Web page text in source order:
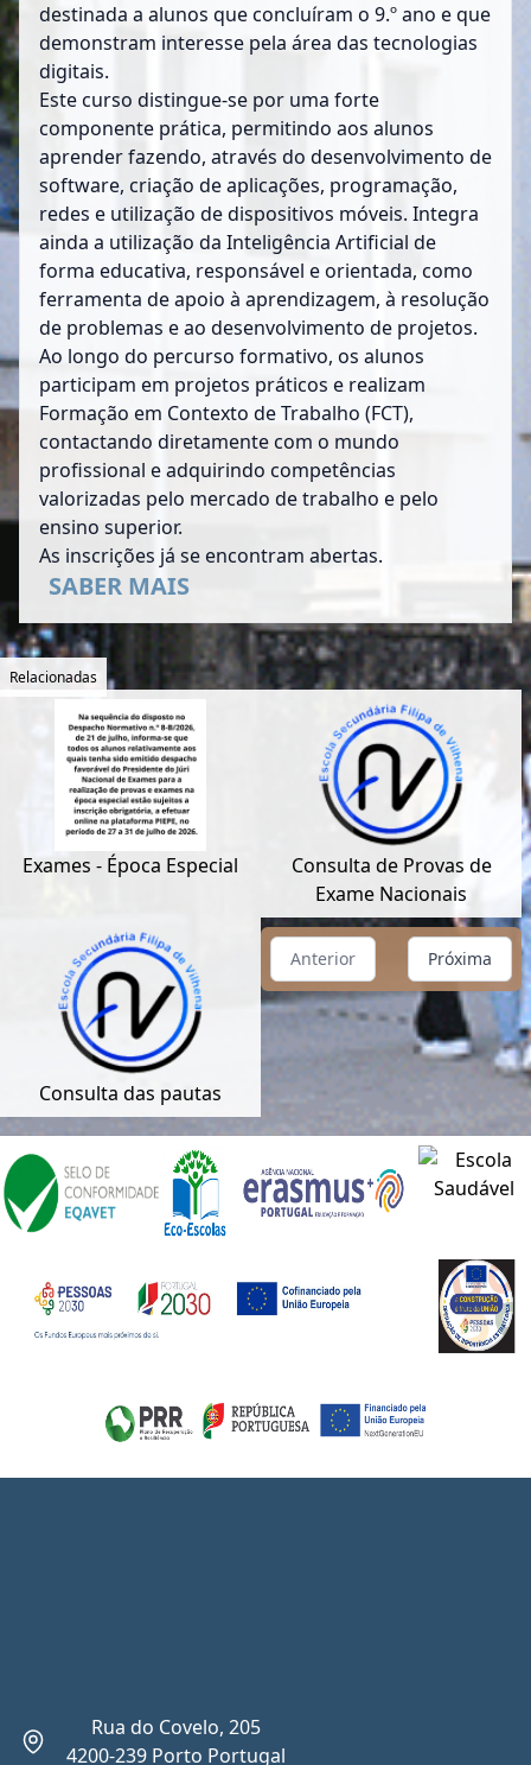
destinada a alunos que concluíram o 9.º ano e que
demonstram interesse pela área das tecnologias
digitais.
Este curso distingue-se por uma forte
componente prática, permitindo aos alunos
aprender fazendo, através do desenvolvimento de
software, criação de aplicações, programação,
redes e utilização de dispositivos móveis. Integra
ainda a utilização da Inteligência Artificial de
forma educativa, responsável e orientada, como
ferramenta de apoio à aprendizagem, à resolução
de problemas e ao desenvolvimento de projetos.
Ao longo do percurso formativo, os alunos
participam em projetos práticos e realizam
Formação em Contexto de Trabalho (FCT),
contactando diretamente com o mundo
profissional e adquirindo competências
valorizadas pelo mercado de trabalho e pelo
ensino superior.
As inscrições já se encontram abertas.
SABER MAIS
Relacionadas
Exames - Época Especial
Consulta de Provas de
Exame Nacionais
Consulta das pautas
Anterior Próxima
Rua do Covelo, 205
4200-239 Porto Portugal